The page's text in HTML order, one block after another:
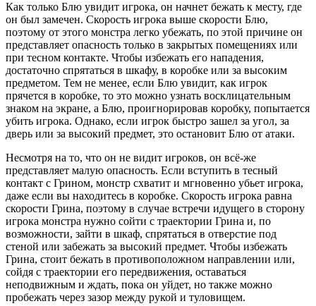
Как только Блю увидит игрока, он начнет бежать к месту, где
он был замечен. Скорость игрока выше скорости Блю,
поэтому от этого монстра легко убежать, по этой причине он
представляет опасность только в закрытых помещениях или
при тесном контакте. Чтобы избежать его нападения,
достаточно спрятаться в шкафу, в коробке или за высоким
предметом. Тем не менее, если Блю увидит, как игрок
прячется в коробке, то это можно узнать восклицательным
знаком на экране, а Блю, проигнорировав коробку, попытается
убить игрока. Однако, если игрок быстро зашел за угол, за
дверь или за высокий предмет, это остановит Блю от атаки.
Несмотря на то, что он не видит игроков, он всё-же
представляет малую опасность. Если вступить в тесный
контакт с Грином, монстр схватит и мгновенно убьет игрока,
даже если вы находитесь в коробке. Скорость игрока равна
скорости Грина, поэтому в случае встречи идущего в сторону
игрока монстра нужно сойти с траектории Грина и, по
возможности, зайти в шкаф, спрятаться в отверстие под
стеной или забежать за высокий предмет. Чтобы избежать
Грина, стоит бежать в противоположном направлении или,
сойдя с траектории его передвижения, оставаться
неподвижным и ждать, пока он уйдет, но также можно
пробежать через зазор между рукой и туловищем.